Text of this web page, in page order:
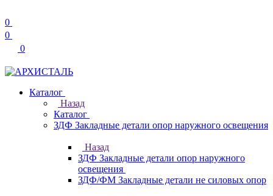
0
0
0
Каталог
Назад
Каталог
ЗДФ Закладные детали опор наружного освещения
Назад
ЗДФ Закладные детали опор наружного
освещения
ЗДФ/ФМ Закладные детали не силовых опор